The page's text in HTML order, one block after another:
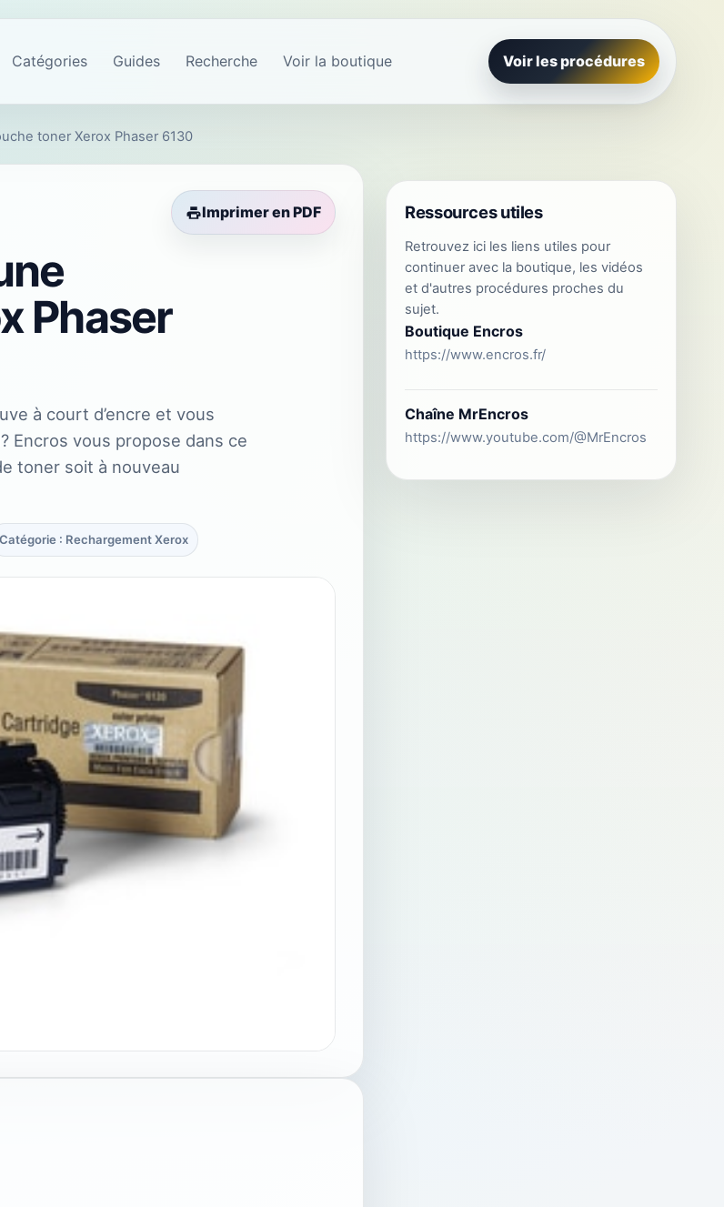
Catégories Guides Recherche Voir la boutique Voir les procédures
toner Xerox Phaser 6130
Imprimer en PDF
Phaser
à court d’encre et vous
Encros vous propose dans ce
toner soit à nouveau
Catégorie : Rechargement Xerox
Ressources utiles
Retrouvez ici les liens utiles pour
continuer avec la boutique, les vidéos
et d'autres procédures proches du
sujet.
Boutique Encros
https://www.encros.fr/
Chaîne MrEncros
https://www.youtube.com/@MrEncros